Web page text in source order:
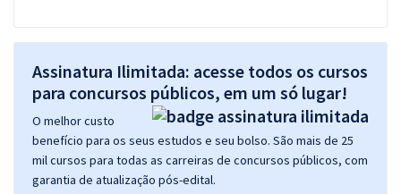
Assinatura Ilimitada: acesse todos os cursos
para concursos públicos, em um só lugar!
O melhor custo
benefício para os seus estudos e seu bolso. São mais de 25
mil cursos para todas as carreiras de concursos públicos, com
garantia de atualização pós-edital.